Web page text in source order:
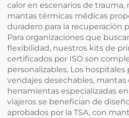
calor en escenarios de trauma,
mantas térmicas médicas
duradero para la recuperación
Para organizaciones que
flexibilidad, nuestros kits de
certificados por ISO son
personalizables. Los
vendajes desechables,
herramientas especializadas
viajeros se benefician de
aprobados por la TSA, con